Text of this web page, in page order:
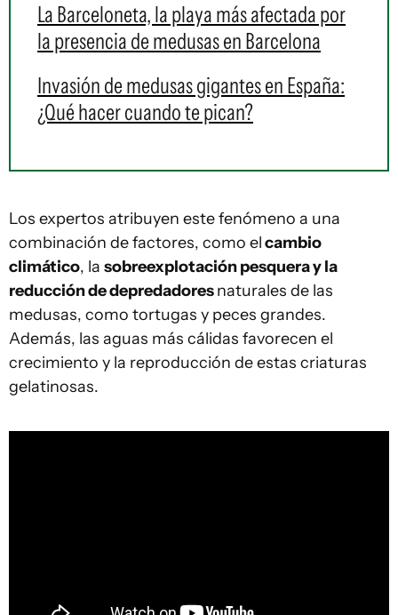
La Barceloneta, la playa más afectada por
la presencia de medusas en Barcelona
Invasión de medusas gigantes en España:
¿Qué hacer cuando te pican?
Los expertos atribuyen este fenómeno a una
combinación de factores, como elcambio
climático, la sobreexplotación pesquera y la
reducción de depredadoresnaturales de las
medusas, como tortugas y peces grandes.
Además, las aguas más cálidas favorecen el
crecimiento y la reproducción de estas criaturas
gelatinosas.